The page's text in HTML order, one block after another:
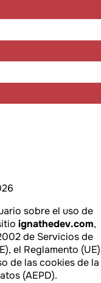
sobre el uso de
ignathedev.com,
de Servicios de
el Reglamento (UE)
de las cookies de la
(AEPD).